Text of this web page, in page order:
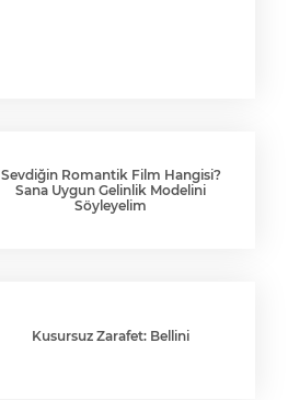
Sevdiğin Romantik Film Hangisi?
Sana Uygun Gelinlik Modelini
Söyleyelim
Kusursuz Zarafet: Bellini